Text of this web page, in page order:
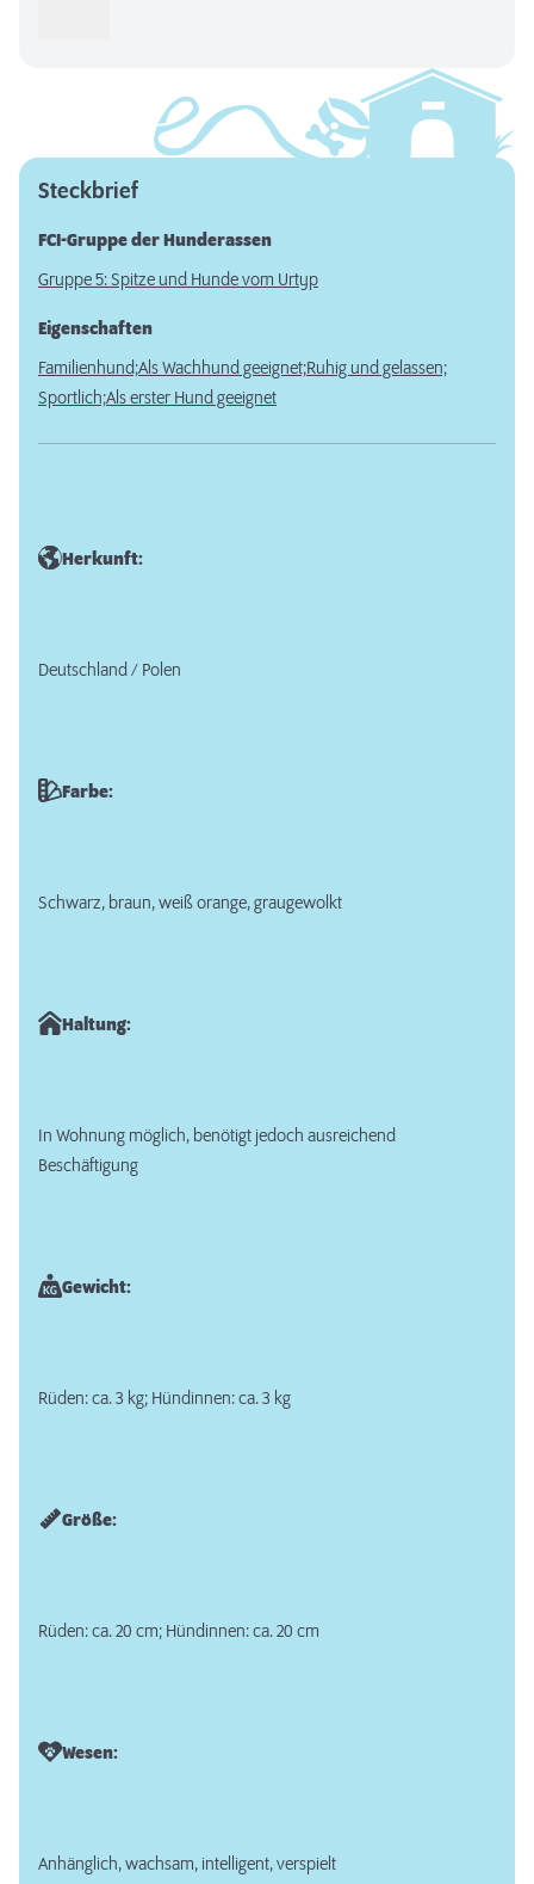
Steckbrief
FCI-Gruppe der Hunderassen
Gruppe 5: Spitze und Hunde vom Urtyp
Eigenschaften
Familienhund;Als Wachhund geeignet;Ruhig und gelassen;
Sportlich;Als erster Hund geeignet
Herkunft:
Deutschland / Polen
Farbe:
Schwarz, braun, weiß orange, graugewolkt
Haltung:
In Wohnung möglich, benötigt jedoch ausreichend
Beschäftigung
Gewicht:
Rüden: ca. 3 kg; Hündinnen: ca. 3 kg
Größe:
Rüden: ca. 20 cm; Hündinnen: ca. 20 cm
Wesen:
Anhänglich, wachsam, intelligent, verspielt